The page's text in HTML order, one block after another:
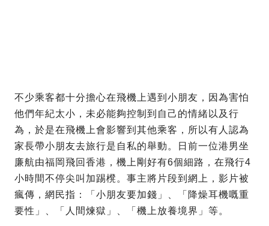
不少乘客都十分擔心在飛機上遇到小朋友，因為害怕
他們年紀太小，未必能夠控制到自己的情緒以及行
為，於是在飛機上會影響到其他乘客，所以有人認為
家長帶小朋友去旅行是自私的舉動。日前一位港男坐
廉航由福岡飛回香港，機上剛好有6個細路，在飛行4
小時間不停尖叫加踢櫈。事主將片段到網上，影片被
瘋傳，網民指：「小朋友要加錢」、「降燥耳機嘅重
要性」、「人間煉獄」、「機上放養境界」等。